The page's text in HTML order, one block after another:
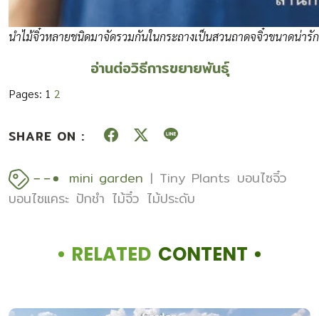
นำไม้จิ๋วหลายชนิดมาจัดรวมกันในกระถางเป็นสวนถาดจจิ๋วขนาดน่ารัก
อ่านต่อวิธีการขยายพันธ์ุ
Pages: 1 2
SHARE ON :
mini garden Tiny Plants บอนไซจิ๋ว
บอนไซแคระ ปักชำ ไม้จิ๋ว ไม้ประดับ
RELATED CONTENT